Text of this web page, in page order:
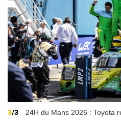
3/3
24H du Mans 2026 : Toyota